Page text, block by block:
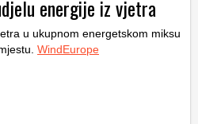
energije iz vjetra
u ukupnom energetskom miksu
WindEurope